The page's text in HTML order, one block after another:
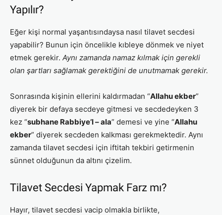
Yapılır?
Eğer kişi normal yaşantısındaysa nasıl tilavet secdesi
yapabilir? Bunun için öncelikle kıbleye dönmek ve niyet
etmek gerekir. Aynı zamanda namaz kılmak için gerekli
olan şartları sağlamak gerektiğini de unutmamak gerekir.
Sonrasında kişinin ellerini kaldırmadan “Allahu ekber”
diyerek bir defaya secdeye gitmesi ve secdedeyken 3
kez “subhane Rabbiye’l – ala” demesi ve yine “Allahu
ekber” diyerek secdeden kalkması gerekmektedir. Aynı
zamanda tilavet secdesi için iftitah tekbiri getirmenin
sünnet olduğunun da altını çizelim.
Tilavet Secdesi Yapmak Farz mı?
Hayır, tilavet secdesi vacip olmakla birlikte,